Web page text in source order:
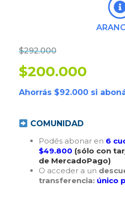
$292.000
$200.000
Ahorrás $92.000 si
COMUNIDAD
Podés abonar en 6
$49.800 (sólo con
de MercadoPago)
O acceder a un
transferencia: único